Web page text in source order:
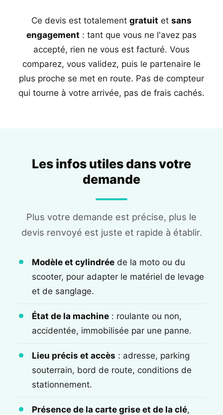
Ce devis est totalement gratuit et sans
engagement : tant que vous ne l'avez pas
accepté, rien ne vous est facturé. Vous
comparez, vous validez, puis le partenaire le
plus proche se met en route. Pas de compteur
qui tourne à votre arrivée, pas de frais cachés.
Les infos utiles dans votre
demande
Plus votre demande est précise, plus le
devis renvoyé est juste et rapide à établir.
Modèle et cylindrée de la moto ou du
scooter, pour adapter le matériel de levage
et de sanglage.
État de la machine : roulante ou non,
accidentée, immobilisée par une panne.
Lieu précis et accès : adresse, parking
souterrain, bord de route, conditions de
stationnement.
Présence de la carte grise et de la clé,